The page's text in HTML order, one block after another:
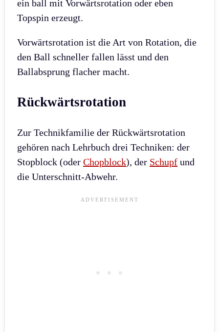
ein ball mit Vorwärtsrotation oder eben
Topspin erzeugt.
Vorwärtsrotation ist die Art von Rotation, die
den Ball schneller fallen lässt und den
Ballabsprung flacher macht.
Rückwärtsrotation
Zur Technikfamilie der Rückwärtsrotation
gehören nach Lehrbuch drei Techniken: der
Stopblock (oder Chopblock), der Schupf und
die Unterschnitt-Abwehr.